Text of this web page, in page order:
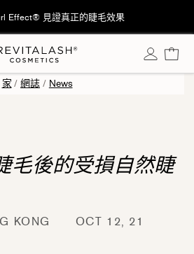
見證真正的睫毛效果
購
家 / 網誌 / News
毛後的受損自然睫
KONG OCT 12, 21